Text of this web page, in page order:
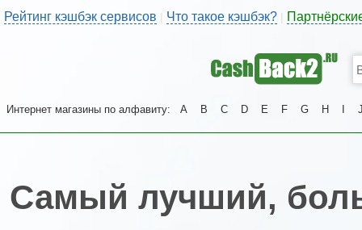
Рейтинг кэшбэк сервисов | Что такое кэшбэк?
Интернет магазины по алфавиту: A B C D E F G H
Самый лучший,